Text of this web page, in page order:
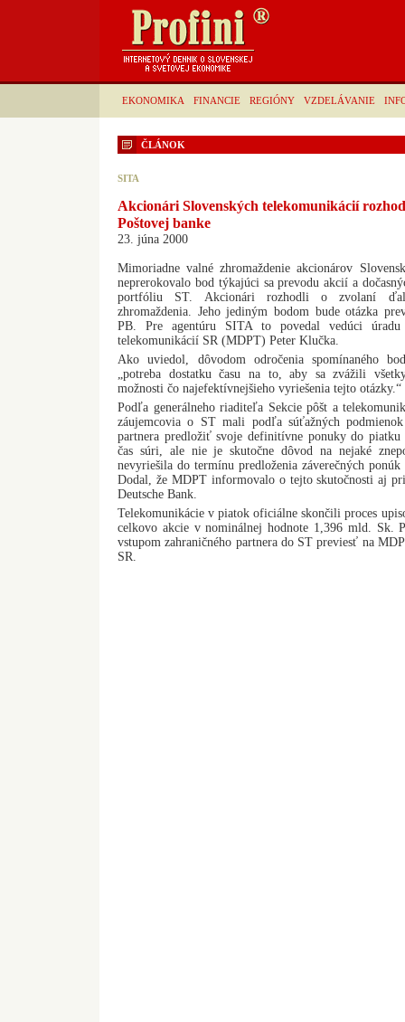
EKONOMIKA FINANCIE REGIÓNY VZDELÁVANIE
ČLÁNOK
SITA
Akcionári Slovenských telekomunikácií
Poštovej banke
23. júna 2000
Mimoriadne valné zhromaždenie akcionárov
neprerokovalo bod týkajúci sa prevodu akcií a
portfóliu ST. Akcionári rozhodli o zvolaní
zhromaždenia. Jeho jediným bodom bude otázka
PB. Pre agentúru SITA to povedal vedúci
telekomunikácií SR (MDPT) Peter Klučka.
Ako uviedol, dôvodom odročenia spomínaného
„potreba dostatku času na to, aby sa zvážili
možnosti čo najefektívnejšieho vyriešenia tejto otázky.“
Podľa generálneho riaditeľa Sekcie pôšt a
záujemcovia o ST mali podľa súťažných
partnera predložiť svoje definitívne ponuky do piatku
čas súri, ale nie je skutočne dôvod na nejaké
nevyriešila do termínu predloženia záverečných
Dodal, že MDPT informovalo o tejto skutočnosti aj
Deutsche Bank.
Telekomunikácie v piatok oficiálne skončili proces
celkovo akcie v nominálnej hodnote 1,396 mld. Sk.
vstupom zahraničného partnera do ST previesť na
SR.